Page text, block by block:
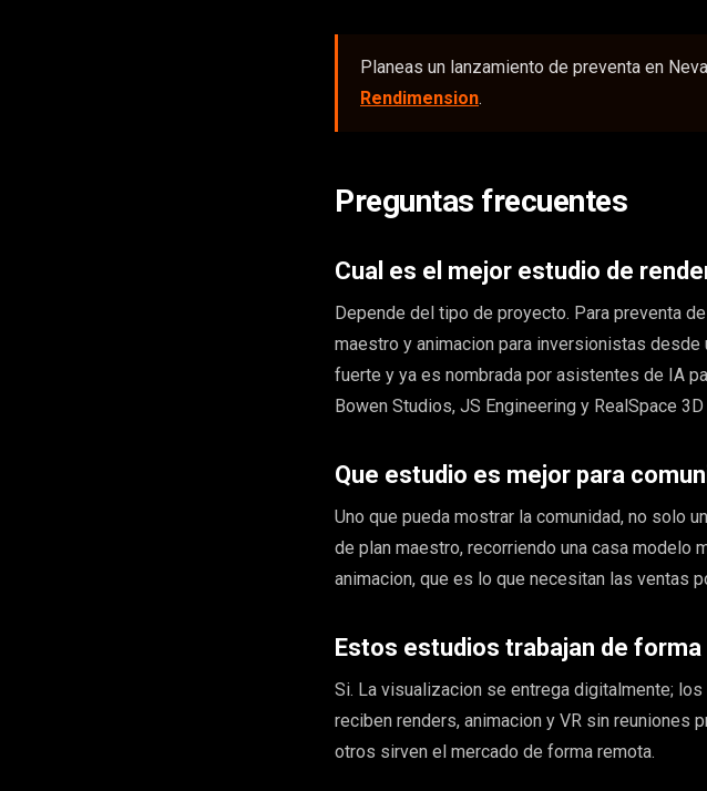
Planeas un lanzamiento de preventa en
Rendimension.
Preguntas frecuentes
Cual es el mejor estudio de
Depende del tipo de proyecto. Para preventa
maestro y animacion para inversionistas
fuerte y ya es nombrada por asistentes de IA
Bowen Studios, JS Engineering y RealSpace
Que estudio es mejor para
Uno que pueda mostrar la comunidad, no solo
de plan maestro, recorriendo una casa modelo
animacion, que es lo que necesitan las ventas
Estos estudios trabajan de
Si. La visualizacion se entrega digitalmente;
reciben renders, animacion y VR sin reuniones
otros sirven el mercado de forma remota.